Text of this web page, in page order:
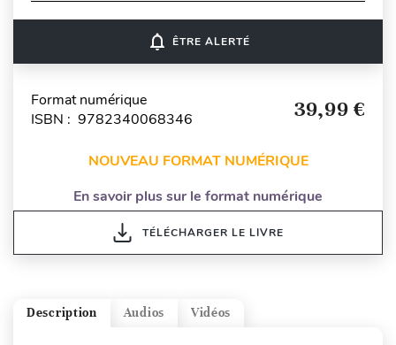
notifications_none ÊTRE ALERTÉ
Format numérique
ISBN : 9782340068346
39,99 €
NOUVEAU FORMAT NUMÉRIQUE
En savoir plus sur le format numérique
TÉLÉCHARGER LE LIVRE
Vidéos
Audios
Description